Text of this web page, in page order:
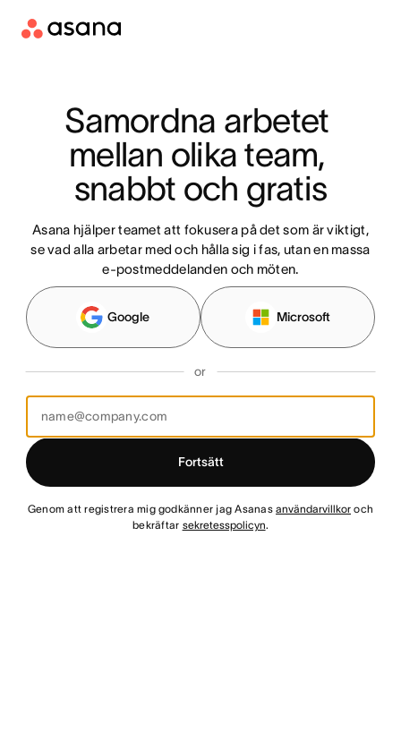
Samordna arbetet
mellan olika team,
snabbt och gratis
Asana hjälper teamet att fokusera på det som är viktigt,
se vad alla arbetar med och hålla sig i fas, utan en massa
e-postmeddelanden och möten.
Google Microsoft
or
Fortsätt
Genom att registrera mig godkänner jag Asanasanvändarvillkor och
bekräftar sekretesspolicyn.